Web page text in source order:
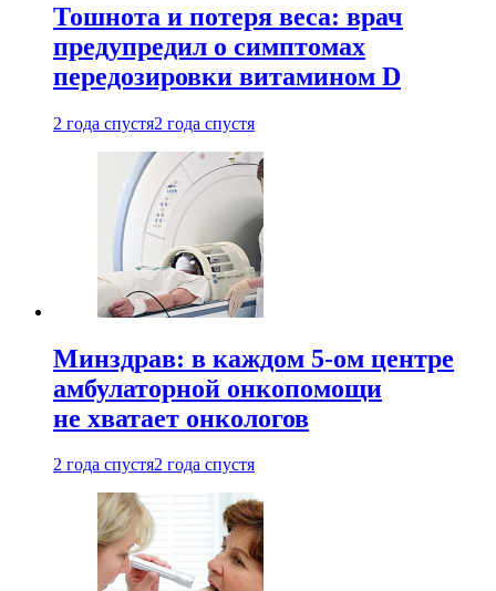
Тошнота и потеря веса: врач
предупредил о симптомах
передозировки витамином D
2 года спустя2 года спустя
Минздрав: в каждом 5-ом центре
амбулаторной онкопомощи
не хватает онкологов
2 года спустя2 года спустя